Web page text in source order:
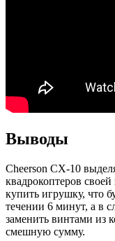
Выводы
Cheerson CX-10
квадрокоптеров
купить игрушку, что
течении 6 минут, а в
заменить винтами из
смешную сумму.